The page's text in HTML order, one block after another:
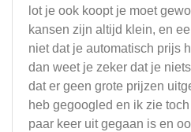
lot je ook koopt je moet
kansen zijn altijd klein, en
niet dat je automatisch prijs
dan weet je zeker dat je
dat er geen grote prijzen
heb gegoogled en ik zie
paar keer uit gegaan is en